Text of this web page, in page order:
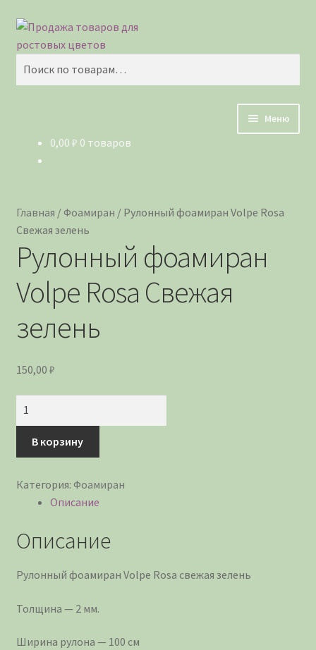
Перейти
к
Перейти
к
Поиск
Меню
Магазин
Мой аккаунт
О нас
Политика конфиденциальности
0,00 ₽ 0 товаров
Главная /Фоамиран / Рулонный фоамиран Volpe Rosa
Свежая зелень
Рулонный фоамиран
Volpe Rosa Свежая
зелень
150,00 ₽
В корзину
Категория: Фоамиран
Описание
Описание
Рулонный фоамиран Volpe Rosa свежая зелень
Толщина — 2 мм.
Ширина рулона — 100 см